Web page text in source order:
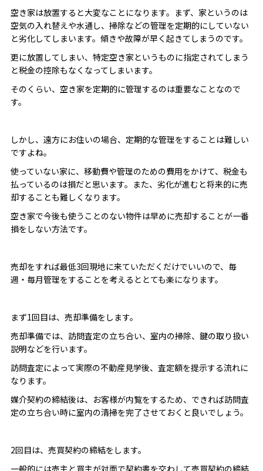
空き家は放置すると大変なことになります。まず、家というのは
空気の入れ替えや水通し、掃除などの管理を定期的にしていない
と劣化してしまいます。傾きや故障が早く起きてしまうのです。
更に放置してしまい、特定空き家というものに指定されてしまう
と税金の控除もなくなってしまいます。
そのくらい、空き家を定期的に管理するのは重要なことなので
す。
しかし、遠方にお住いの場合、定期的な管理をすることは難しい
ですよね。
使っていない家に、移動費や管理のための費用をかけて、税金も
払っているのは損だと思います。また、劣化が進むと将来的に売
却することも難しくなります。
空き家で今後も使うことのない物件は早めに売却することが一番
損をしない方法です。
売却をすれば最低3回現地に来ていただくだけでいいので、毎
週・毎月管理をすることを考えるととても楽になります。
まず1回目は、売却準備をします。
売却準備では、訪問査定の立ち合い、室内の掃除、鍵の取り扱い
説明などを行います。
訪問査定によって実際の不動産見学後、査定額を提示する流れに
なります。
媒介契約の締結後は、お客様が内覧をするため、できれば訪問査
定の立ち合い時に室内の清掃を完了させておくと良いでしょう。
2回目は、売買契約の締結をします。